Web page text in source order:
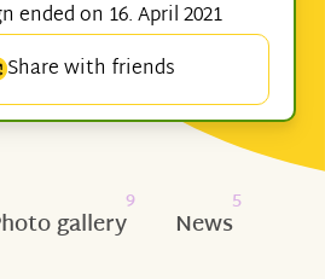
ended on 16. April 2021
Share with friends
gallery
9
News
5